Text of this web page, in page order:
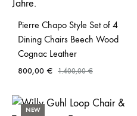
Pierre Chapo Style Set of 4
Dining Chairs Beech Wood
Cognac Leather
800,00 € 1.400,00€
NEW